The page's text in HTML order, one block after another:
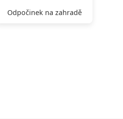
Odpočinek na zahradě